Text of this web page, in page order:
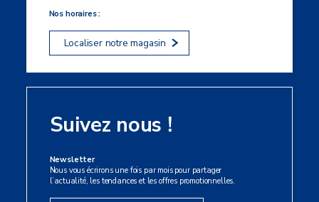
Nos horaires :
Localiser notre magasin
Suivez nous !
Newsletter
Nous vous écrirons une fois par mois pour partager
l’actualité, les tendances et les offres promotionnelles.